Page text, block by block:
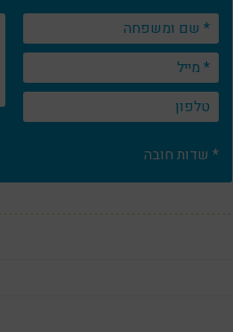
* שדות חובה